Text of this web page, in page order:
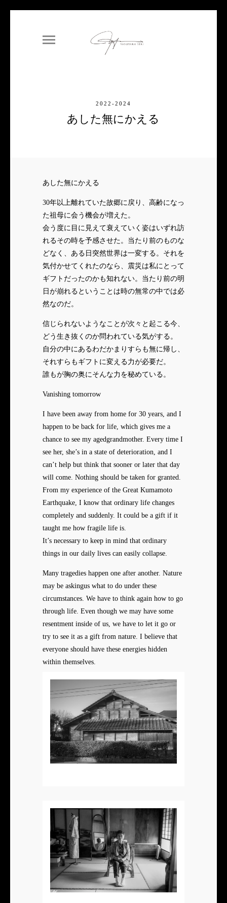
2022-2024
あした無にかえる
あした無にかえる
30年以上離れていた故郷に戻り、高齢になっ
た祖母に会う機会が増えた。
会う度に目に見えて衰えていく姿はいずれ訪
れるその時を予感させた。当たり前のものな
どなく、ある日突然世界は一変する。それを
気付かせてくれたのなら、震災は私にとって
ギフトだったのかも知れない。当たり前の明
日が崩れるということは時の無常の中では必
然なのだ。
信じられないようなことが次々と起こる今、
どう生き抜くのか問われている気がする。
自分の中にあるわだかまりすらも無に帰し、
それすらもギフトに変える力が必要だ。
誰もが胸の奥にそんな力を秘めている。
Vanishing tomorrow
I have been away from home for 30 years, and I
happen to be back for life, which gives me a
chance to see my agedgrandmother. Every time I
see her, she’s in a state of deterioration, and I
can’t help but think that sooner or later that day
will come. Nothing should be taken for granted.
From my experience of the Great Kumamoto
Earthquake, I know that ordinary life changes
completely and suddenly. It could be a gift if it
taught me how fragile life is.
It’s necessary to keep in mind that ordinary
things in our daily lives can easily collapse.
Many tragedies happen one after another. Nature
may be askingus what to do under these
circumstances. We have to think again how to go
through life. Even though we may have some
resentment inside of us, we have to let it go or
try to see it as a gift from nature. I believe that
everyone should have these energies hidden
within themselves.